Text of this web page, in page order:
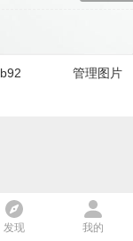
管理图片
发现 我的